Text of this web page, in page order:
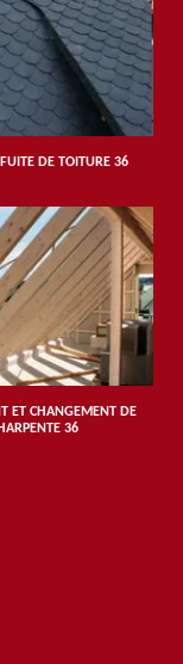
DE TOITURE 36
ET CHANGEMENT DE
36